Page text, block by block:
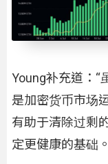
Young补充道：“
是加密货币市场
有助于清除过剩
定更健康的基础